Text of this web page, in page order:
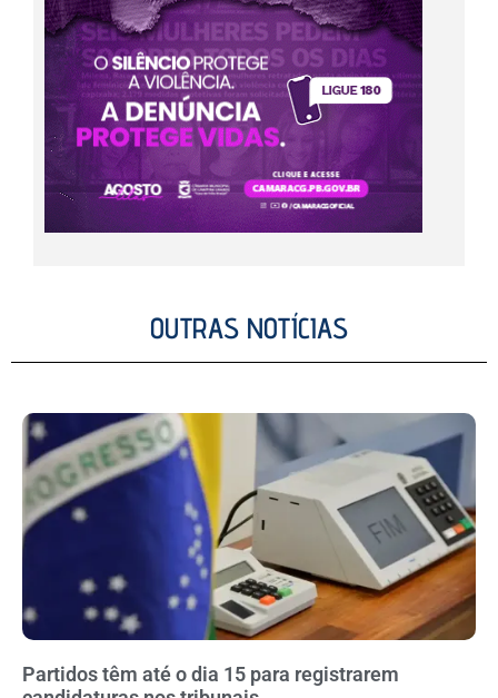
OUTRAS NOTÍCIAS
Partidos têm até o dia 15 para registrarem